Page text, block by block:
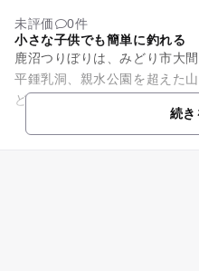
未評価
0件
小さな子供でも簡単に釣れる
鹿沼つりぼりは、みどり市大
平鍾乳洞、親水公園を超えた
どもでも簡単に釣れるため、
います。釣った魚はその場で...
続き